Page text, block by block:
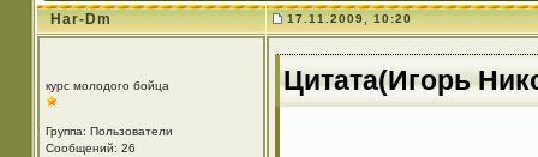
Har-Dm 17.11.2009, 10:20
курс молодого бойца
Группа: Пользователи
Сообщений: 26
Цитата(Игорь